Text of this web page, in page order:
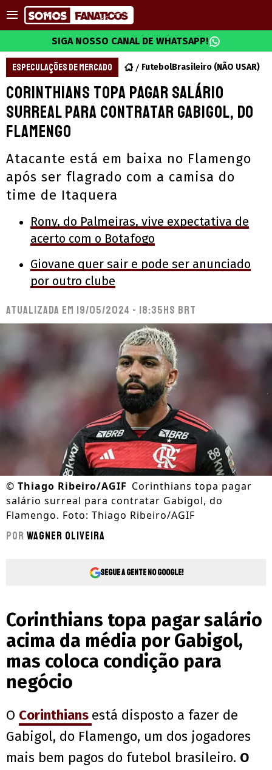
SIGA NOSSO CANAL DE WHATSAPP!
ESPECULAÇÕES DE MERCADO FutebolBrasileiro (NÃO USAR)
Corinthians topa pagar salário
surreal para contratar Gabigol, do
Flamengo
Atacante está em baixa no Flamengo
após ser flagrado com a camisa do
time de Itaquera
Rony, do Palmeiras, vive expectativa de
acerto com o Botafogo
Giovane quer sair e pode ser anunciado
por outro clube
Atualizada em 19/05/2024 - 18:35hs BRT
© Thiago Ribeiro/AGIF Corinthians topa pagar
salário surreal para contratar Gabigol, do
Flamengo. Foto: Thiago Ribeiro/AGIF
Por Wagner Oliveira
Segue a gente no Google!
Corinthians topa pagar salário
acima da média por Gabigol,
mas coloca condição para
negócio
O Corinthians está disposto a fazer de
Gabigol, do Flamengo, um dos jogadores
mais bem pagos do futebol brasileiro. O